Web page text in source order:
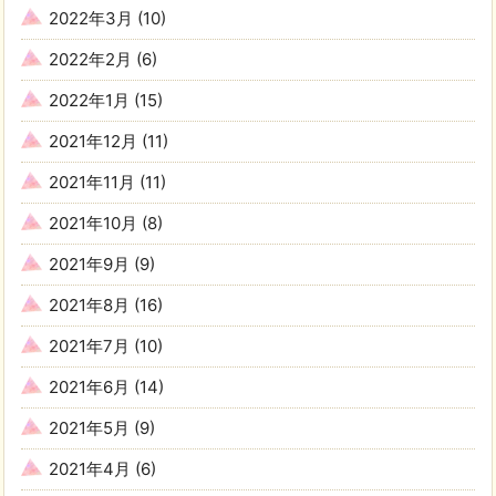
2022年3月 (10)
2022年2月 (6)
2022年1月 (15)
2021年12月 (11)
2021年11月 (11)
2021年10月 (8)
2021年9月 (9)
2021年8月 (16)
2021年7月 (10)
2021年6月 (14)
2021年5月 (9)
2021年4月 (6)